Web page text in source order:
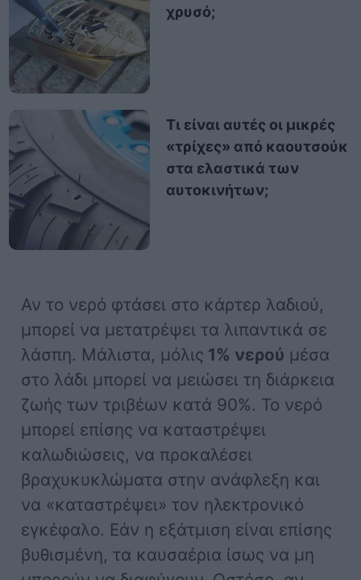
χρυσό;
Τι είναι αυτές οι μικρές
«τρίχες» από καουτσούκ
στα ελαστικά των
αυτοκινήτων;
Αν το νερό φτάσει στο κάρτερ λαδιού,
μπορεί να μετατρέψει τα λιπαντικά σε
λάσπη. Μάλιστα, μόλις 1% νερού μέσα
στο λάδι μπορεί να μειώσει τη διάρκεια
ζωής των τριβέων κατά 90%. Το νερό
μπορεί επίσης να καταστρέψει
καλωδιώσεις, να προκαλέσει
βραχυκυκλώματα στην ανάφλεξη και
να «καταστρέψει» τον ηλεκτρονικό
εγκέφαλο. Εάν η εξάτμιση είναι επίσης
βυθισμένη, τα καυσαέρια ίσως να μη